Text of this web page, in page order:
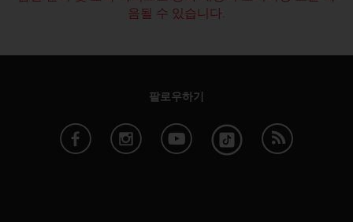
음될 수 있습니다.
팔로우하기